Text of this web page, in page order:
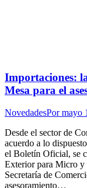
Importaciones:
Mesa para el
NovedadesPormayo
Desde el sector de
acuerdo a lo
el Boletín Oficial, se
Exterior para Micro y
Secretaría de
asesoramiento…